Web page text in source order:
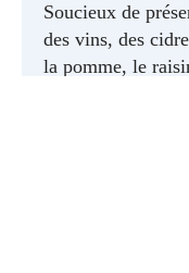
Soucieux de
des vins, des
la pomme, le